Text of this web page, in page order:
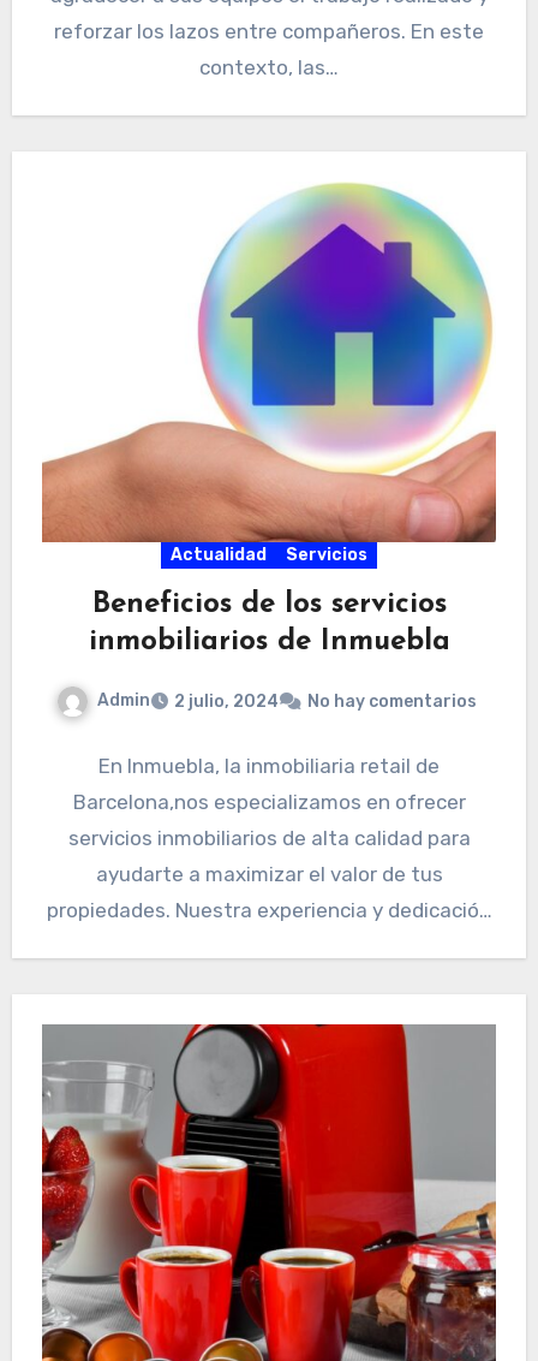
reforzar los lazos entre compañeros. En este
contexto, las…
Actualidad Servicios
Beneficios de los servicios
inmobiliarios de Inmuebla
Admin 2 julio, 2024 No hay comentarios
En Inmuebla, la inmobiliaria retail de
Barcelona,nos especializamos en ofrecer
servicios inmobiliarios de alta calidad para
ayudarte a maximizar el valor de tus
propiedades. Nuestra experiencia y dedicación